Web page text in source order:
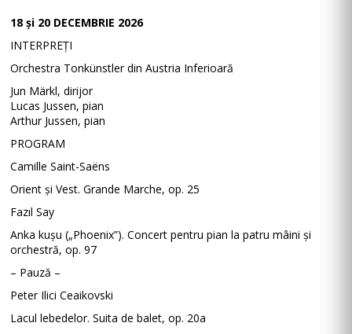
18 și 20 DECEMBRIE 2026
INTERPREȚI
Orchestra Tonkünstler din Austria Inferioară
Jun Märkl, dirijor
Lucas Jussen, pian
Arthur Jussen, pian
PROGRAM
Camille Saint-Saëns
Orient și Vest. Grande Marche, op. 25
Fazıl Say
Anka kușu („Phoenix”). Concert pentru pian la patru mâini și
orchestră, op. 97
– Pauză –
Peter Ilici Ceaikovski
Lacul lebedelor. Suita de balet, op. 20a